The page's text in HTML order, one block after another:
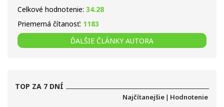
Celkové hodnotenie: 34.28
Priemerná čítanosť: 1183
ĎALŠIE ČLÁNKY AUTORA
TOP ZA 7 DNÍ
Najčítanejšie | Hodnotenie